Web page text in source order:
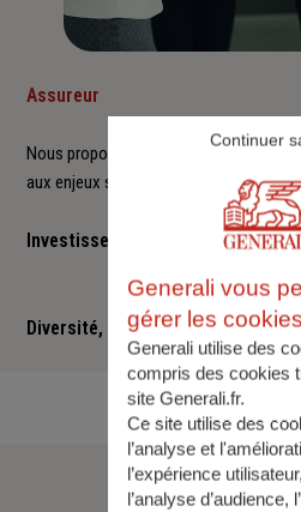
Assureur
Nous proposons à nos clients des
aux enjeux sociétaux et
Investisseur responsable
Nous sommes convaincus qu'il est
financière et retombées positives :
services que nous vous proposons.
Diversité, Equité, Inclusion
Nous faisons de la diversité, de l'équité
engagement quotidien.
Notre
Generali vous
gérer les cookies
Generali utilise des
compris des cookies
site Generali.fr.
Ce site utilise des
l’analyse et
l’expérience
l’analyse d’audience,
Continuer